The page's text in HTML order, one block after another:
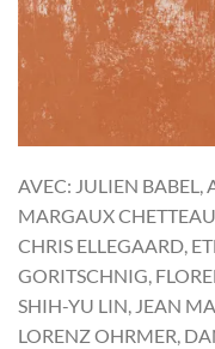
AVEC: JULIEN BABEL,
MARGAUX
CHRIS ELLEGAARD,
GORITSCHNIG,
SHIH-YU LIN, JEAN
LORENZ OHRMER,